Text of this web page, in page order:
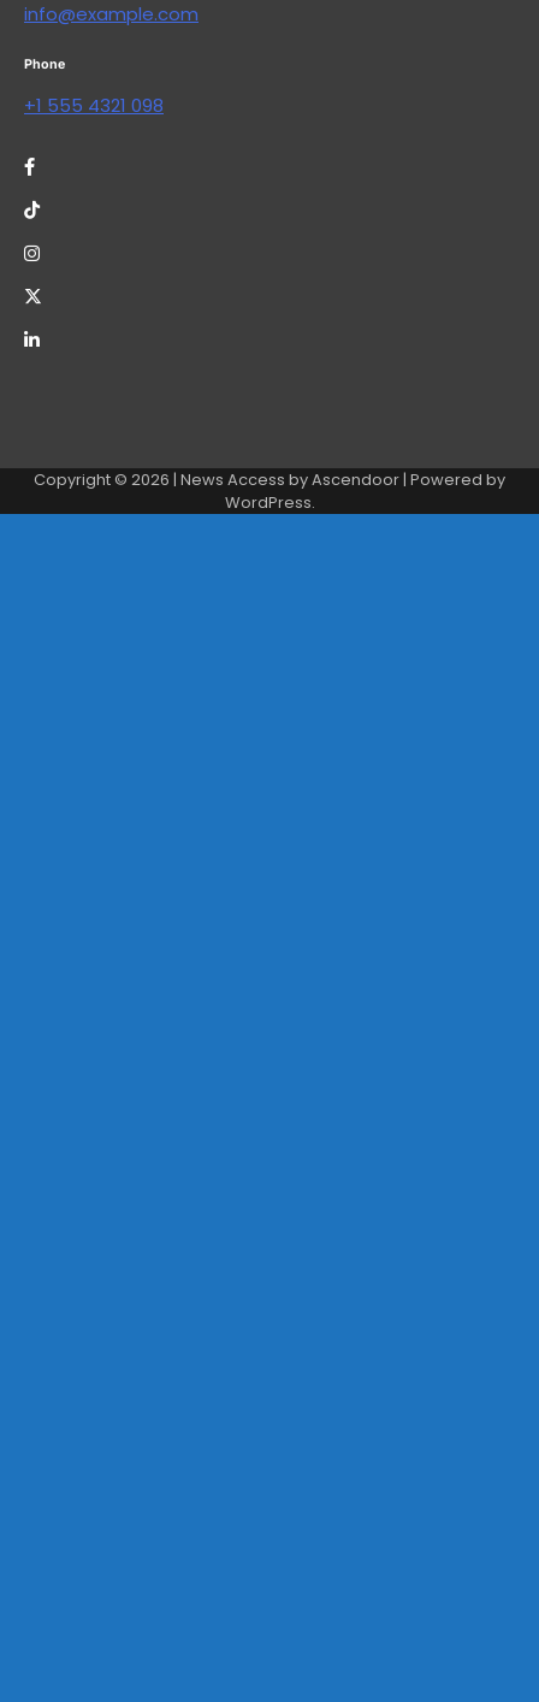
info@example.com
Phone
+1 555 4321 098
Copyright © 2026 | News Access byAscendoor| Powered by
WordPress.